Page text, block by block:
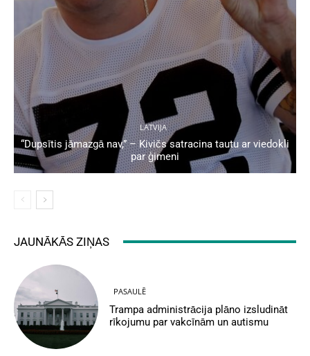
LATVIJA
“Dupsītis jāmazgā nav,” – Kivičs satracina tautu ar viedokli
par ģimeni
JAUNĀKĀS ZIŅAS
PASAULĒ
Trampa administrācija plāno izsludināt
rīkojumu par vakcīnām un autismu